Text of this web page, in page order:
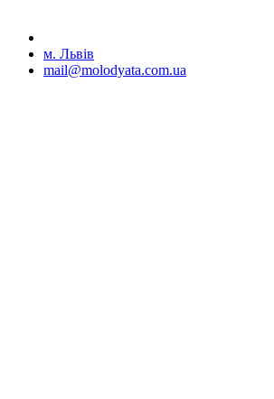
м. Львів
mail@molodyata.com.ua